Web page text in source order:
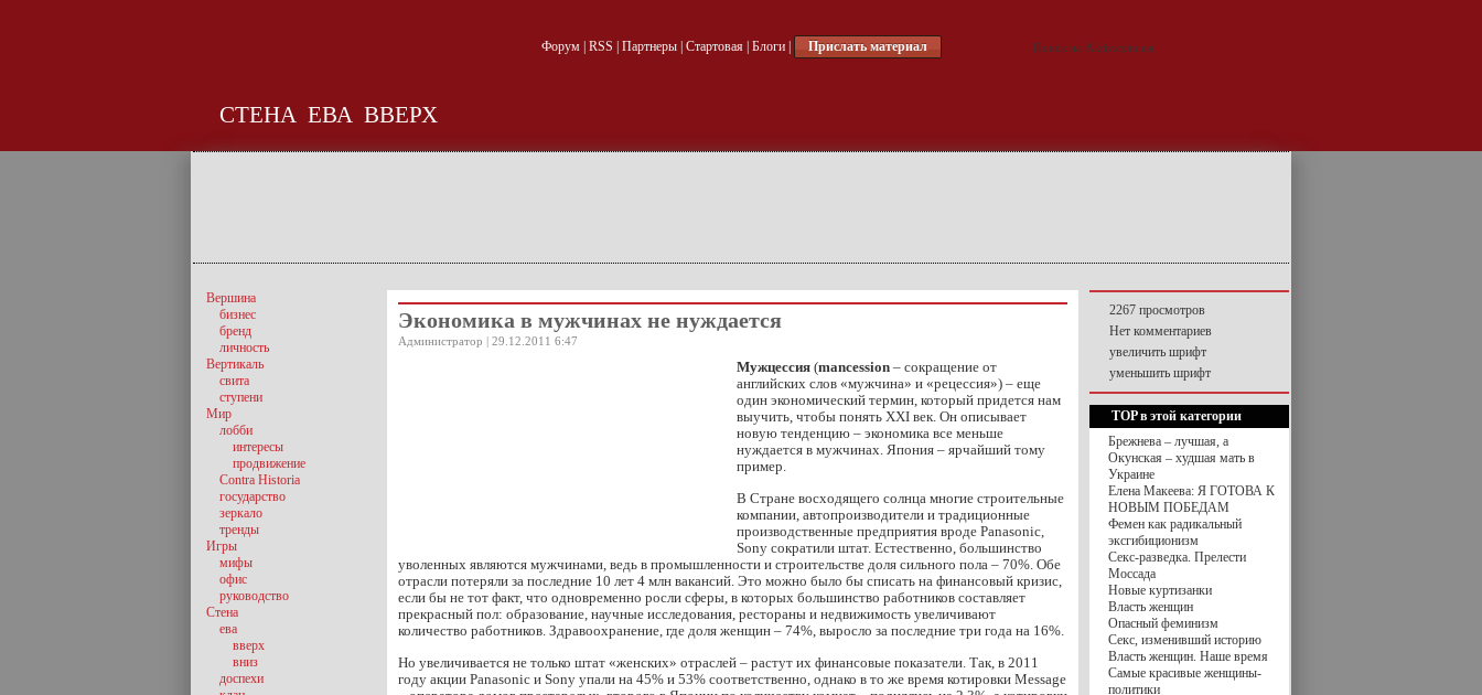
Форум| RSS Партнеры| Стартовая| Блоги| Прислать материал
СТЕНА ЕВА ВВЕРХ
Экономика в мужчинах не нуждается
Администратор | 29.12.2011 6:47
Мужцессия (mancession – сокращение от
английских слов «мужчина» и «рецессия») – еще
один экономический термин, который придется нам
выучить, чтобы понять XXI век. Он описывает
новую тенденцию – экономика все меньше
нуждается в мужчинах. Япония – ярчайший тому
пример.
В Стране восходящего солнца многие строительные
компании, автопроизводители и традиционные
производственные предприятия вроде Panasonic,
Sony сократили штат. Естественно, большинство
уволенных являются мужчинами, ведь в промышленности и строительстве доля сильного пола – 70%. Обе
отрасли потеряли за последние 10 лет 4 млн вакансий. Это можно было бы списать на финансовый кризис,
если бы не тот факт, что одновременно росли сферы, в которых большинство работников составляет
прекрасный пол: образование, научные исследования, рестораны и недвижимость увеличивают
количество работников. Здравоохранение, где доля женщин – 74%, выросло за последние три года на 16%.
Но увеличивается не только штат «женских» отраслей – растут их финансовые показатели. Так, в 2011
году акции Panasonic и Sony упали на 45% и 53% соответственно, однако в то же время котировки Message
Вершина
бизнес
бренд
личность
Вертикаль
свита
ступени
Мир
лобби
интересы
продвижение
Contra Historia
государство
зеркало
тренды
Игры
мифы
офис
руководство
Стена
ева
вверх
вниз
доспехи
2267 просмотров
Нет комментариев
увеличить шрифт
уменьшить шрифт
TOP в этой категории
Брежнева – лучшая, а
Окунская – худшая мать в
Украине
Елена Макеева: Я ГОТОВА К
НОВЫМ ПОБЕДАМ
Фемен как радикальный
эксгибиционизм
Секс-разведка. Прелести
Моссада
Новые куртизанки
Власть женщин
Опасный феминизм
Секс, изменивший историю
Власть женщин. Наше время
Самые красивые женщины-
политики